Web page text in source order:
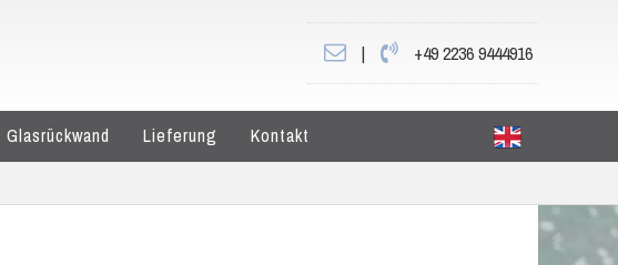
| +49 2236 9444916
Glasrückwand Lieferung Kontakt